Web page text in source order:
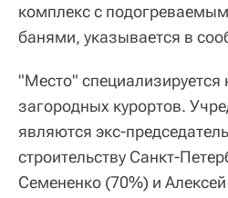
комплекс с
банями, указывается в
"Место" специализируется
загородных курортов.
являются экс-
строительству Санкт-
Семененко (70%) и